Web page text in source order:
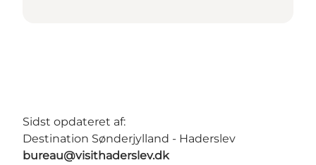
Sidst opdateret af:
Destination Sønderjylland - Haderslev
bureau@visithaderslev.dk